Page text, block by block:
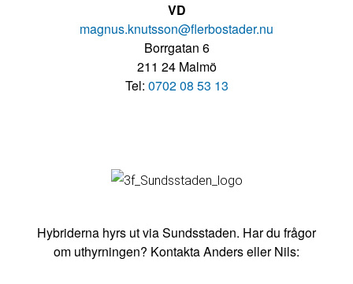
VD
magnus.knutsson@flerbostader.nu
Borrgatan 6
211 24 Malmö
Tel: 0702 08 53 13
Hybriderna hyrs ut via Sundsstaden. Har du frågor
om uthyrningen? Kontakta Anders eller Nils: